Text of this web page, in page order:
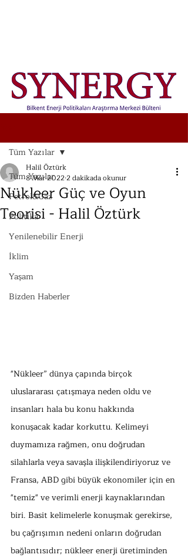
Tüm Yazılar
Petrol&Gaz
Politika
Yenilenebilir Enerji
İklim
Yaşam
Bizden Haberler
Tüm Yazılar
Nükleer Güç ve Oyun
Teorisi - Halil Öztürk
Halil Öztürk
8 Mar 20222 dakikada okunur
"Nükleer” dünya çapında birçok
uluslararası çatışmaya neden oldu ve
insanları hala bu konu hakkında
konuşacak kadar korkuttu. Kelimeyi
duymamıza rağmen, onu doğrudan
silahlarla veya savaşla ilişkilendiriyoruz ve
Fransa, ABD gibi büyük ekonomiler için en
"temiz" ve verimli enerji kaynaklarından
biri. Basit kelimelerle konuşmak gerekirse,
bu çağrışımın nedeni onların doğrudan
bağlantısıdır; nükleer enerji üretiminden